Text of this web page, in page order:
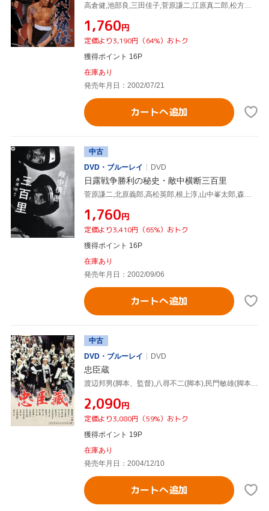
高倉健,池部良,三田佳子,菅原謙二,江原真二郎,松方弘樹,佐伯清
¥1,760円
定価より3,190円（64%）おトク
獲得ポイント 16P
在庫あり
発売年月日：2002/07/21
カートへ追加
中古
DVD・ブルーレイ
DVD
日露戦争勝利の秘史・敵中横断三百里
¥1,760円
定価より3,410円（65%）おトク
獲得ポイント 16P
在庫あり
発売年月日：2002/09/06
カートへ追加
中古
DVD・ブルーレイ
DVD
忠臣蔵
渡辺邦男(脚本、監督),八尋不二(脚本),民門敏雄(脚本),市川雷蔵,長谷川一夫(大石内蔵助),勝新太郎(赤垣源蔵),鶴田浩二(岡野金右衛門),菅原謙二(関根弥次郎)
¥2,090円
定価より3,080円（59%）おトク
獲得ポイント 19P
在庫あり
発売年月日：2004/12/10
カートへ追加